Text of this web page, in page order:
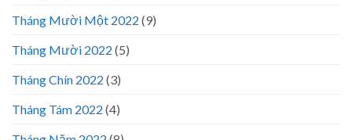
Tháng Mười Một 2022 (9)
Tháng Mười 2022 (5)
Tháng Chín 2022 (3)
Tháng Tám 2022 (4)